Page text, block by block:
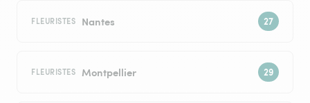
FLEURISTES Nantes
FLEURISTES Montpellier